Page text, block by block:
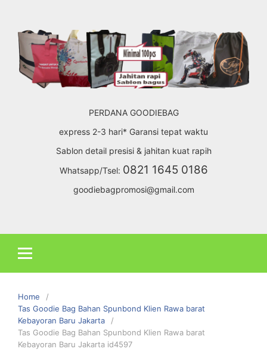
content
PERDANA GOODIEBAG
express 2-3 hari* Garansi tepat waktu
Sablon detail presisi & jahitan kuat rapih
Whatsapp/Tsel: 0821 1645 0186
goodiebagpromosi@gmail.com
Home
Tas Goodie Bag Bahan Spunbond Klien Rawa barat
Kebayoran Baru Jakarta
Tas Goodie Bag Bahan Spunbond Klien Rawa barat
Kebayoran Baru Jakarta id4597